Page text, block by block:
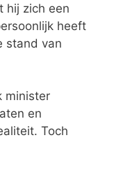
hij zich een
heeft
stand van
minister
en
Toch